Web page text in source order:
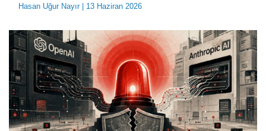
Hasan Uğur Nayır| 13 Haziran 2026